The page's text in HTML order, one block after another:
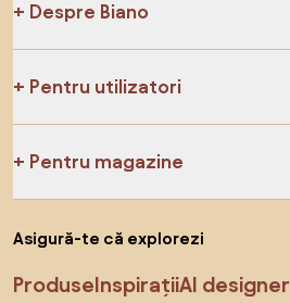
Despre Biano
Pentru utilizatori
Pentru magazine
Asigură-te că explorezi
ProduseInspirațiiAI designer